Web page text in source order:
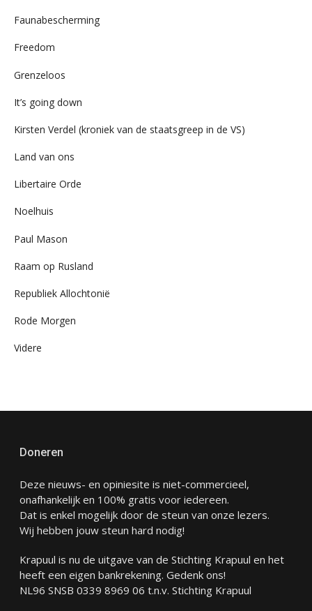
Faunabescherming
Freedom
Grenzeloos
It’s going down
Kirsten Verdel (kroniek van de staatsgreep in de VS)
Land van ons
Libertaire Orde
Noelhuis
Paul Mason
Raam op Rusland
Republiek Allochtonië
Rode Morgen
Videre
Doneren
Deze nieuws- en opiniesite is niet-commercieel,
onafhankelijk en 100% gratis voor iedereen.
Dat is enkel mogelijk door de steun van onze lezers.
Wij hebben jouw steun hard nodig!
Krapuul is nu de uitgave van de Stichting Krapuul en het
heeft een eigen bankrekening. Gedenk ons!
NL96 SNSB 0339 8969 06 t.n.v. Stichting Krapuul